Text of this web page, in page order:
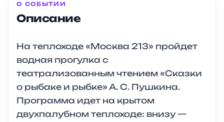
О СОБЫТИИ
Описание
На теплоходе «Москва 213» пройдет
водная прогулка с
театрализованным чтением «Сказки
о рыбаке и рыбке» А. С. Пушкина.
Программа идет на крытом
двухпалубном теплоходе: внизу —